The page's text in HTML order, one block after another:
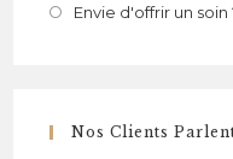
Envie d'offrir un soin
Nos Clients